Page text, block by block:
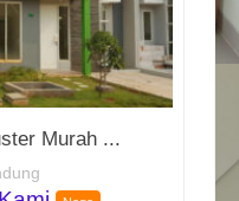
Murah ...